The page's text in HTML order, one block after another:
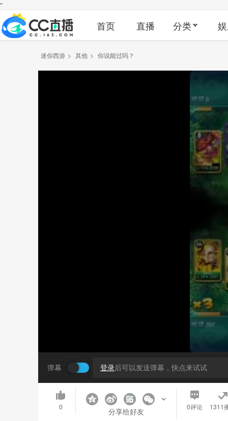
"
首页 直播 分类
迷你西游 > 其他 > 你说能过吗？
弹幕 登录后可以发送弹幕，快点来试试
0 分享给好友 0评论 1311